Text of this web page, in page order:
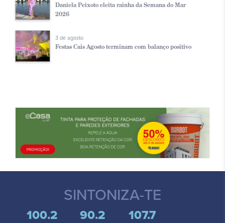
Daniela Peixoto eleita rainha da Semana do Mar
2026
3 de agosto
Festas Cais Agosto terminam com balanço positivo
SINTONIZA-TE
100.2 90.2 107.7